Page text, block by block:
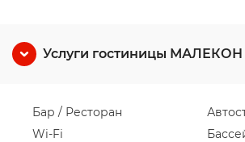
Услуги гостиницы МАЛЕКОН
Бар / Ресторан
Wi-Fi